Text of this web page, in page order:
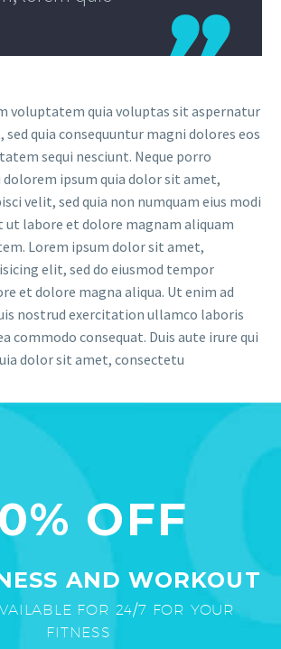

voluptatem quia voluptas sit aspernatur
quia consequuntur magni dolores eos
sequi nesciunt. Neque porro
dolorem ipsum quia dolor sit amet,
velit, sed quia non numquam eius modi
labore et dolore magnam aliquam
Lorem ipsum dolor sit amet,
elit, sed do eiusmod tempor
et dolore magna aliqua. Ut enim ad
nostrud exercitation ullamco laboris
commodo consequat. Duis aute irure qui
dolor sit amet, consectetu
OFF
AND WORKOUT
FOR 24/7 FOR YOUR
FITNESS